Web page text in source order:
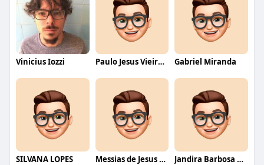
Vinicius Iozzi Paulo Jesus Vieira Dias Gabriel Miranda
SILVANA LOPES Messias de Jesus Silva Jandira Barbosa de Oliveira